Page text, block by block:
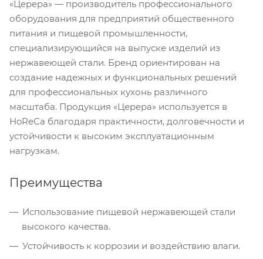
«Церера» — производитель профессионального
оборудования для предприятий общественного
питания и пищевой промышленности,
специализирующийся на выпуске изделий из
нержавеющей стали. Бренд ориентирован на
создание надежных и функциональных решений
для профессиональных кухонь различного
масштаба. Продукция «Церера» используется в
HoReCa благодаря практичности, долговечности и
устойчивости к высоким эксплуатационным
нагрузкам.
Преимущества
Использование пищевой нержавеющей стали
высокого качества.
Устойчивость к коррозии и воздействию влаги.